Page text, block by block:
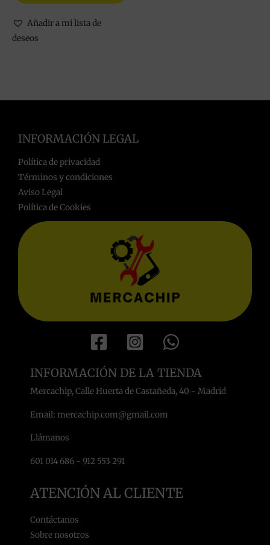
Añadir a mi lista de
deseos
INFORMACIÓN LEGAL
Política de privacidad
Términos y condiciones
Aviso Legal
Política de Cookies
INFORMACIÓN DE LA TIENDA
Mercachip, Calle Huerta de Castañeda, 40 - Madrid
Email: mercachip.com@gmail.com
Llámanos
601 014 686 - 912 553 291
ATENCIÓN AL CLIENTE
Contáctanos
Sobre nosotros